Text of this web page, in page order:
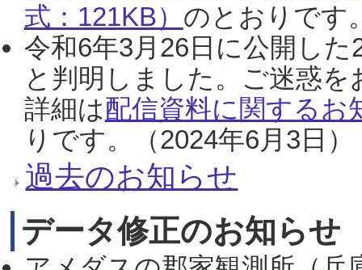
式：121KB） のとおりです
令和6年3月26日に公開し
と判明しました。ご迷惑
詳細は配信資料に関するお
りです。（2024年6月3日）
過去のお知らせ
データ修正のお知らせ